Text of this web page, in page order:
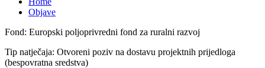
Objave
Fond: Europski poljoprivredni fond za ruralni razvoj
Tip natječaja: Otvoreni poziv na dostavu projektnih prijedloga
(bespovratna sredstva)